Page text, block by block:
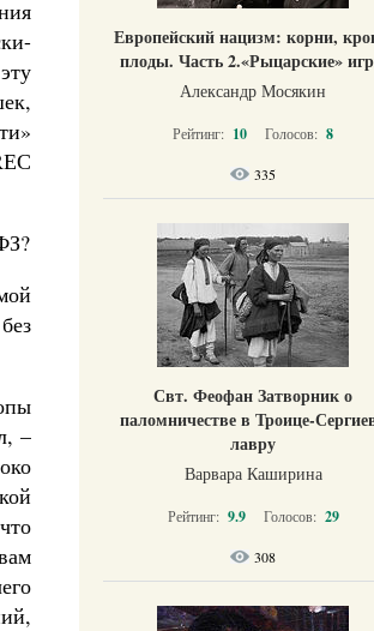
–
Европейский нацизм: корни,
плоды. Часть 2.«Рыцарские»
Александр Мосякин
Рейтинг: 10 Голосов: 8
335
Свт. Феофан Затворник о
паломничестве в Троице-
лавру
Варвара Каширина
Рейтинг: 9.9 Голосов: 29
308